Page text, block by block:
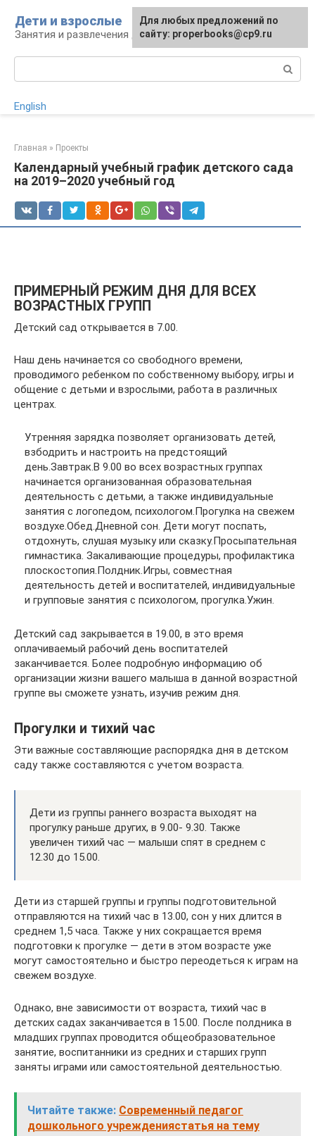
контенту
Дети и взрослые
Занятия и развлечения для дошкольников
English
Главная » Проекты
Календарный учебный график детского сада
на 2019–2020 учебный год
ПРИМЕРНЫЙ РЕЖИМ ДНЯ ДЛЯ ВСЕХ
ВОЗРАСТНЫХ ГРУПП
Детский сад открывается в 7.00.
Наш день начинается со свободного времени,
проводимого ребенком по собственному выбору, игры и
общение с детьми и взрослыми, работа в различных
центрах.
Утренняя зарядка позволяет организовать детей,
взбодрить и настроить на предстоящий
день.Завтрак.В 9.00 во всех возрастных группах
начинается организованная образовательная
деятельность с детьми, а также индивидуальные
занятия с логопедом, психологом.Прогулка на свежем
воздухе.Обед.Дневной сон. Дети могут поспать,
отдохнуть, слушая музыку или сказку.Просыпательная
гимнастика. Закаливающие процедуры, профилактика
плоскостопия.Полдник.Игры, совместная
деятельность детей и воспитателей, индивидуальные
и групповые занятия с психологом, прогулка.Ужин.
Детский сад закрывается в 19.00, в это время
оплачиваемый рабочий день воспитателей
заканчивается. Более подробную информацию об
организации жизни вашего малыша в данной возрастной
группе вы сможете узнать, изучив режим дня.
Прогулки и тихий час
Эти важные составляющие распорядка дня в детском
саду также составляются с учетом возраста.
Дети из группы раннего возраста выходят на
прогулку раньше других, в 9.00- 9.30. Также
увеличен тихий час — малыши спят в среднем с
12.30 до 15.00.
Дети из старшей группы и группы подготовительной
отправляются на тихий час в 13.00, сон у них длится в
среднем 1,5 часа. Также у них сокращается время
подготовки к прогулке — дети в этом возрасте уже
могут самостоятельно и быстро переодеться к играм на
свежем воздухе.
Однако, вне зависимости от возраста, тихий час в
детских садах заканчивается в 15.00. После полдника в
младших группах проводится общеобразовательное
занятие, воспитанники из средних и старших групп
заняты играми или самостоятельной деятельностью.
Читайте также: Современный педагог
дошкольного учреждениястатья на тему
Для любых предложений по
сайту: properbooks@cp9.ru